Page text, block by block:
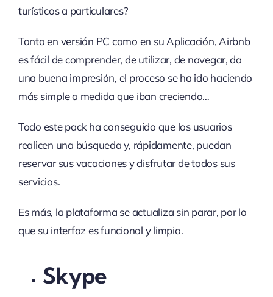
turísticos a particulares?
Tanto en versión PC como en su Aplicación, Airbnb
es fácil de comprender, de utilizar, de navegar, da
una buena impresión, el proceso se ha ido haciendo
más simple a medida que iban creciendo…
Todo este pack ha conseguido que los usuarios
realicen una búsqueda y, rápidamente, puedan
reservar sus vacaciones y disfrutar de todos sus
servicios.
Es más, la plataforma se actualiza sin parar, por lo
que su interfaz es funcional y limpia.
Skype